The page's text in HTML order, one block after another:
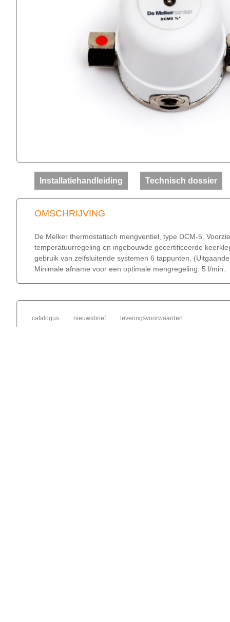
Installatiehandleiding Technisch dossier
OMSCHRIJVING
De Melker thermostatisch mengventiel, type DCM-5.
temperatuurregeling en ingebouwde gecertificeerde
gebruik van zelfsluitende systemen 6 tappunten.
Minimale afname voor een optimale mengregeling: 5 l/min.
catalogus nieuwsbrief leveringsvoorwaarden